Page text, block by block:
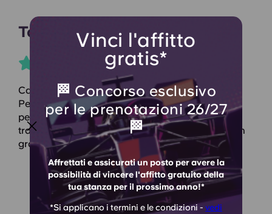
Vinci l'affitto
gratis*
🏁 Concorso esclusivo
per le prenotazioni 26/27
🏁
Affrettati e assicurati un posto per avere la
possibilità di vincere l'affitto gratuito della
tua stanza per il prossimo anno!*
*Si applicano i termini e le condizioni - vedi
Tomi C
Camere accoglienti, ben arredate e curate.
Personale cordiale e ottimi servizi. Posizione
perfetta: vicina al centro città ma appartata e
tranquilla. Il cortile e il deposito biciclette sono un
grande vantaggio. Nessuna lamentela.